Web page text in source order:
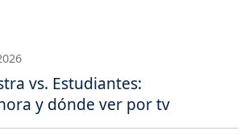
vs. Estudiantes:
y dónde ver por tv